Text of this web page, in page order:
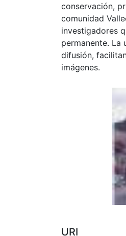
conservación,
comunidad
investigadores
permanente. La
difusión,
imágenes.
URI